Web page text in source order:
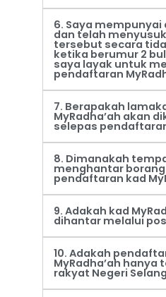
6. Saya
dan telah
tersebut secara
ketika berumur 2
saya layak untuk
pendaftaran
7. Berapakah
MyRadha’ah akan
selepas
8. Dimanakah
menghantar
pendaftaran kad
9. Adakah kad
dihantar melalui
10. Adakah
MyRadha’ah hanya
rakyat Negeri